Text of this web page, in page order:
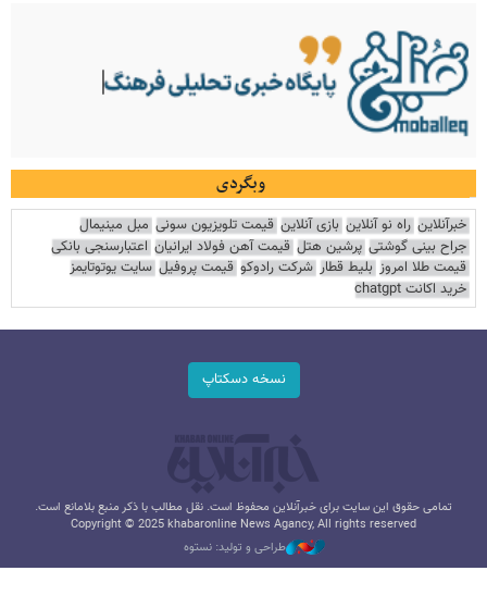
وبگردی
خبرآنلاین راه نو آنلاین بازی آنلاین قیمت تلویزیون سونی مبل مینیمال
جراح بینی گوشتی پرشین هتل قیمت آهن فولاد ایرانیان اعتبارسنجی بانکی
قیمت طلا امروز بلیط قطار شرکت رادوکو قیمت پروفیل سایت یوتوتایمز
خرید اکانت chatgpt
نسخه دسکتاپ
تمامی حقوق این سایت برای خبرآنلاین محفوظ است. نقل مطالب با ذکر منبع بلامانع است.
Copyright © 2025 khabaronline News Agancy, All rights reserved
طراحی و تولید: نستوه